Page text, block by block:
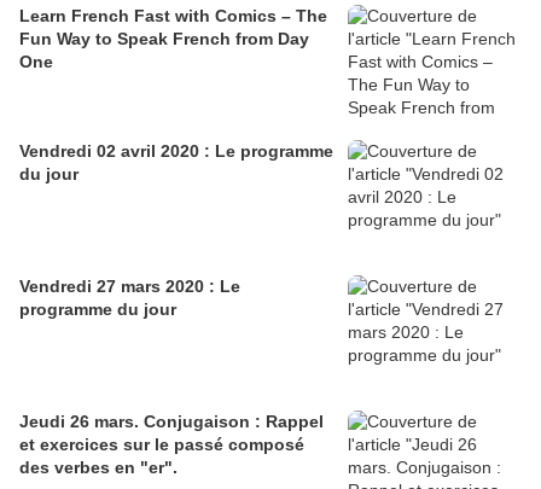
Learn French Fast with Comics – The
Fun Way to Speak French from Day
One
Vendredi 02 avril 2020 : Le programme
du jour
Vendredi 27 mars 2020 : Le
programme du jour
Jeudi 26 mars. Conjugaison : Rappel
et exercices sur le passé composé
des verbes en "er".